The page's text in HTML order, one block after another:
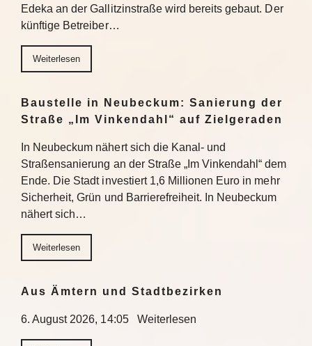
Edeka an der Gallitzinstraße wird bereits gebaut. Der
künftige Betreiber…
Weiterlesen
Baustelle in Neubeckum: Sanierung der
Straße „Im Vinkendahl“ auf Zielgeraden
In Neubeckum nähert sich die Kanal- und
Straßensanierung an der Straße „Im Vinkendahl“ dem
Ende. Die Stadt investiert 1,6 Millionen Euro in mehr
Sicherheit, Grün und Barrierefreiheit. In Neubeckum
nähert sich…
Weiterlesen
Aus Ämtern und Stadtbezirken
6. August 2026, 14:05 Weiterlesen